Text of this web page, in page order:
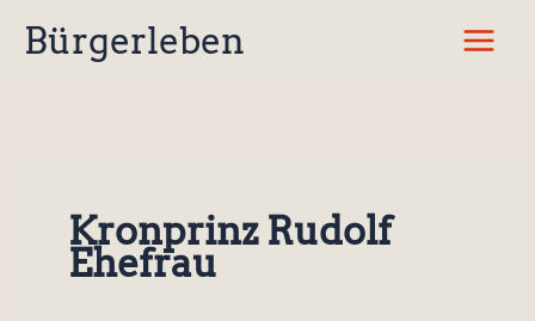
InhaltBürgerleben
Kronprinz Rudolf
Ehefrau